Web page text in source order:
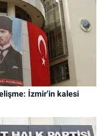
İzmir'in kalesi